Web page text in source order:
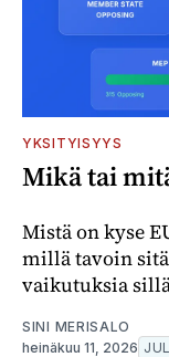
YKSITYISYYS
Mikä tai
Mistä on kyse
millä tavoin
vaikutuksia
SINI MERISALO
heinäkuu 11, 2026